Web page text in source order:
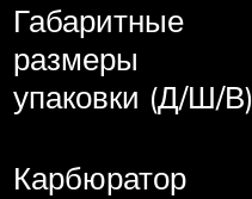
Габаритные
размеры
упаковки (Д/Ш/В)
Карбюратор